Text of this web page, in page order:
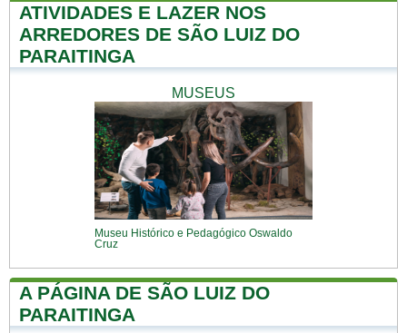
ATIVIDADES E LAZER NOS
ARREDORES DE SÃO LUIZ DO
PARAITINGA
MUSEUS
Museu Histórico e Pedagógico Oswaldo
Cruz
A PÁGINA DE SÃO LUIZ DO
PARAITINGA